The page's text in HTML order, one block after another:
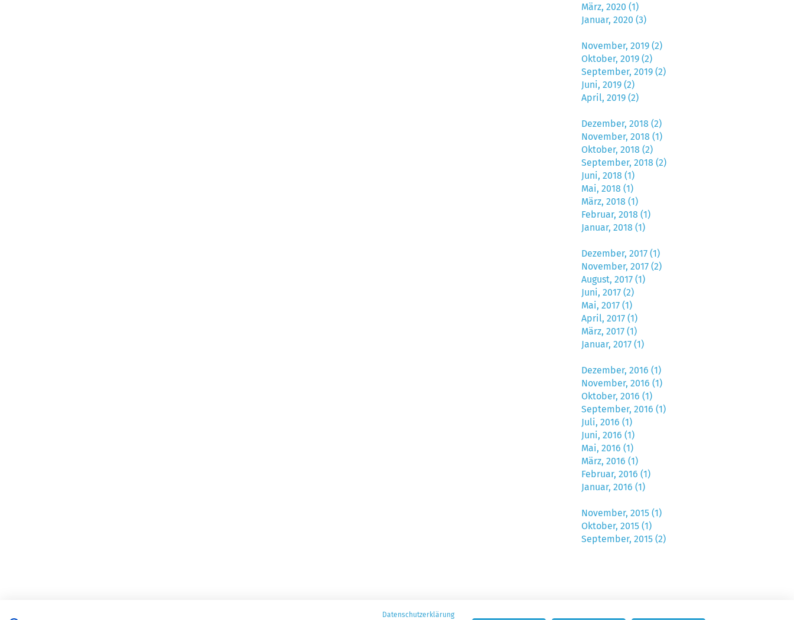
März, 2020 (1)
Januar, 2020 (3)
November, 2019 (2)
Oktober, 2019 (2)
September, 2019 (2)
Juni, 2019 (2)
April, 2019 (2)
Dezember, 2018 (2)
November, 2018 (1)
Oktober, 2018 (2)
September, 2018 (2)
Juni, 2018 (1)
Mai, 2018 (1)
März, 2018 (1)
Februar, 2018 (1)
Januar, 2018 (1)
Dezember, 2017 (1)
November, 2017 (2)
August, 2017 (1)
Juni, 2017 (2)
Mai, 2017 (1)
April, 2017 (1)
März, 2017 (1)
Januar, 2017 (1)
Dezember, 2016 (1)
November, 2016 (1)
Oktober, 2016 (1)
September, 2016 (1)
Juli, 2016 (1)
Juni, 2016 (1)
Mai, 2016 (1)
März, 2016 (1)
Februar, 2016 (1)
Januar, 2016 (1)
November, 2015 (1)
Oktober, 2015 (1)
September, 2015 (2)
Datenschutzerklärung